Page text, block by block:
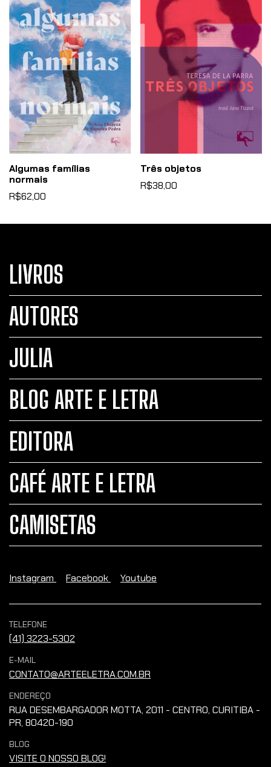
Algumas famílias
normais
R$62,00
Três objetos
R$38,00
LIVROS
AUTORES
JULIA
BLOG ARTE E LETRA
EDITORA
CAFÉ ARTE E LETRA
CAMISETAS
Instagram Facebook Youtube
TELEFONE
(41) 3223-5302
E-MAIL
CONTATO@ARTEELETRA.COM.BR
ENDEREÇO
RUA DESEMBARGADOR MOTTA, 2011 - CENTRO, CURITIBA -
PR, 80420-190
BLOG
VISITE O NOSSO BLOG!